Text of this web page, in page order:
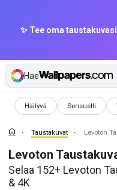
✨ Tee oma
Hae
Häilyvä
Taustakuvat Sensuelli
Taustakuvat
Taustakuvat Levoton
Levoton
Selaa 152+ Levoton
& 4K